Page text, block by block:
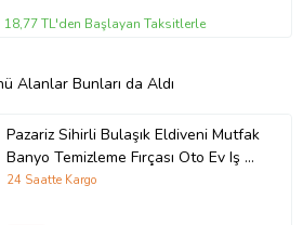
18,77 TL'den Başlayan Taksitlerle
Alanlar Bunları da Aldı
Pazariz Sihirli Bulaşık Eldiveni Mutfak
Banyo Temizleme Fırçası Oto Ev Iş 1
Çift
24 Saatte Kargo